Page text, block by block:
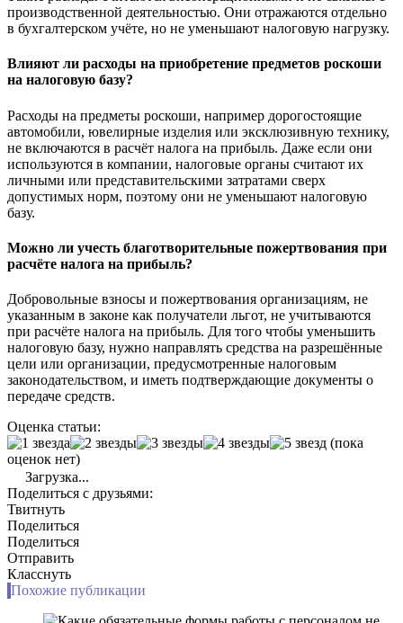
производственной деятельностью. Они отражаются отдельно
в бухгалтерском учёте, но не уменьшают налоговую нагрузку.
Влияют ли расходы на приобретение предметов роскоши
на налоговую базу?
Расходы на предметы роскоши, например дорогостоящие
автомобили, ювелирные изделия или эксклюзивную технику,
не включаются в расчёт налога на прибыль. Даже если они
используются в компании, налоговые органы считают их
личными или представительскими затратами сверх
допустимых норм, поэтому они не уменьшают налоговую
базу.
Можно ли учесть благотворительные пожертвования при
расчёте налога на прибыль?
Добровольные взносы и пожертвования организациям, не
указанным в законе как получатели льгот, не учитываются
при расчёте налога на прибыль. Для того чтобы уменьшить
налоговую базу, нужно направлять средства на разрешённые
цели или организации, предусмотренные налоговым
законодательством, и иметь подтверждающие документы о
передаче средств.
Оценка статьи:
(пока
оценок нет)
Загрузка...
Поделиться с друзьями:
Твитнуть
Поделиться
Поделиться
Отправить
Класснуть
Похожие публикации